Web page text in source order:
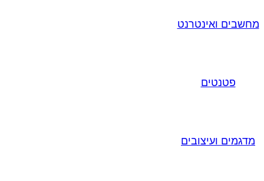
מחשבים ואינטרנט
פטנטים
מדגמים ועיצובים